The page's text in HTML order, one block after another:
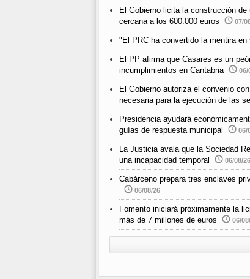
El Gobierno licita la construcción
cercana a los 600.000 euros
07/
"El PRC ha convertido la mentira
El PP afirma que Casares es un
incumplimientos en Cantabria
06/
El Gobierno autoriza el convenio
necesaria para la ejecución de las
Presidencia ayudará
guías de respuesta municipal
06/
La Justicia avala que la Sociedad
una incapacidad temporal
06/08/26
Cabárceno prepara tres enclaves
06/08/26
Fomento iniciará próximamente la
más de 7 millones de euros
06/